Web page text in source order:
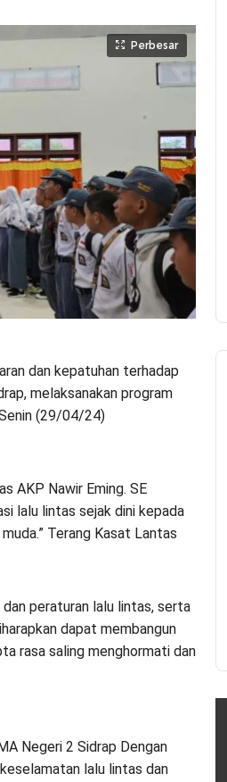
Perbesar
dan kepatuhan terhadap
melaksanakan program
(29/04/24)
AKP Nawir Eming. SE
lalu lintas sejak dini kepada
Terang Kasat Lantas
peraturan lalu lintas, serta
dapat membangun
rasa saling menghormati dan
Negeri 2 Sidrap Dengan
lalu lintas dan